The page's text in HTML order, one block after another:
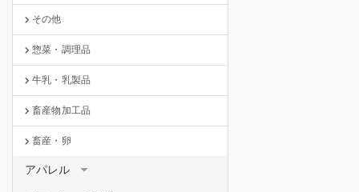
その他
惣菜・調理品
牛乳・乳製品
畜産物加工品
畜産・卵
アパレル